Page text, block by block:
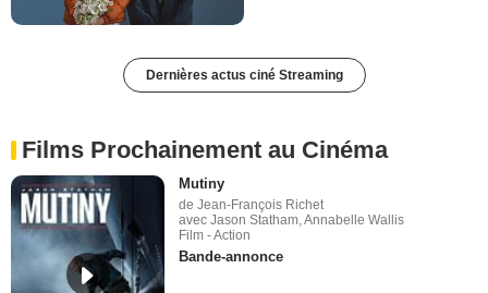
Dernières actus ciné Streaming
Films Prochainement au Cinéma
Mutiny
de Jean-François Richet
avec Jason Statham, Annabelle Wallis
Film - Action
Bande-annonce